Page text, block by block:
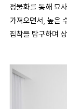
정물화를 통해 묘
가져오면서, 높은
집착을 탐구하며